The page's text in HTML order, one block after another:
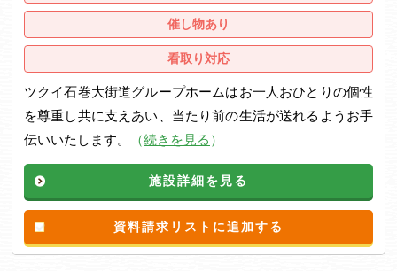
催し物あり
看取り対応
ツクイ石巻大街道グループホームはお一人おひとりの個性
を尊重し共に支えあい、当たり前の生活が送れるようお手
伝いいたします。
（続きを見る ）
施設詳細を見る
資料請求リストに追加する